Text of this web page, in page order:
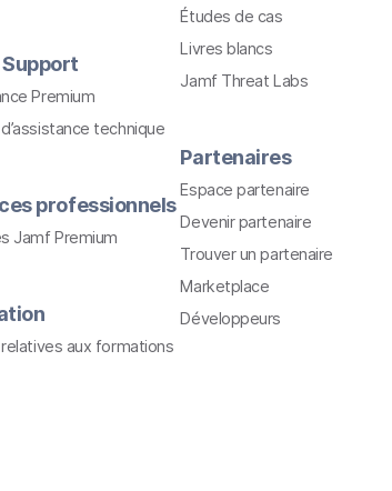
Premium
technique
professionnels
Jamf Premium
aux formations
Études de cas
Livres blancs
Jamf Threat Labs
Partenaires
Espace partenaire
Devenir partenaire
Trouver un partenaire
Marketplace
Développeurs